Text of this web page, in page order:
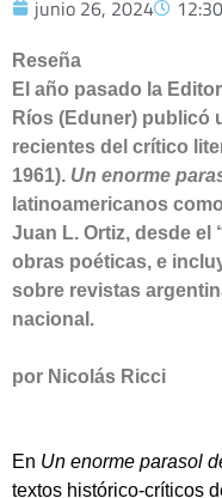
junio 26, 2024
Reseña
El año pasado la
Ríos (Eduner) publicó
recientes del crítico
1961). Un enorme
latinoamericanos
Juan L. Ortiz, desde el
obras poéticas, e
sobre revistas
nacional.
por Nicolás Ricci
En Un enorme parasol
textos histórico-críticos